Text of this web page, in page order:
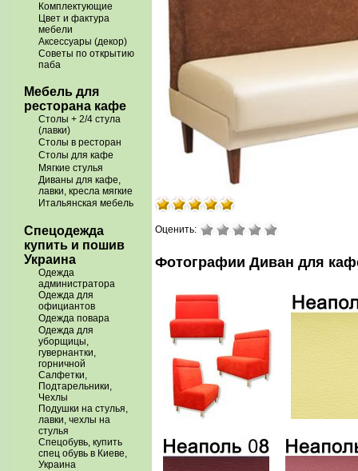
Комплектующие
Цвет и фактура
мебели
Аксессуары (декор)
Советы по открытию
паба
Мебель для
ресторана кафе
Столы + 2/4 стула
(лавки)
Столы в ресторан
Столы для кафе
Мягкие стулья
Диваны для кафе,
лавки, кресла мягкие
Итальянская мебель
Спецодежда
купить и пошив
Украина
Одежда
администратора
Одежда для
официантов
Одежда повара
Одежда для
уборщицы,
гувернантки,
горничной
Салфетки,
Подтарельники,
Чехлы
Подушки на стулья,
лавки, чехлы на
стулья
Спецобувь, купить
спец обувь в Киеве,
Украина
Оценить:
Фотографии Диван для